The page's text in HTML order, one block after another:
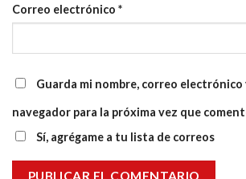
Correo electrónico *
Guarda mi nombre, correo electrónico
navegador para la próxima vez que
Sí, agrégame a tu lista de correos